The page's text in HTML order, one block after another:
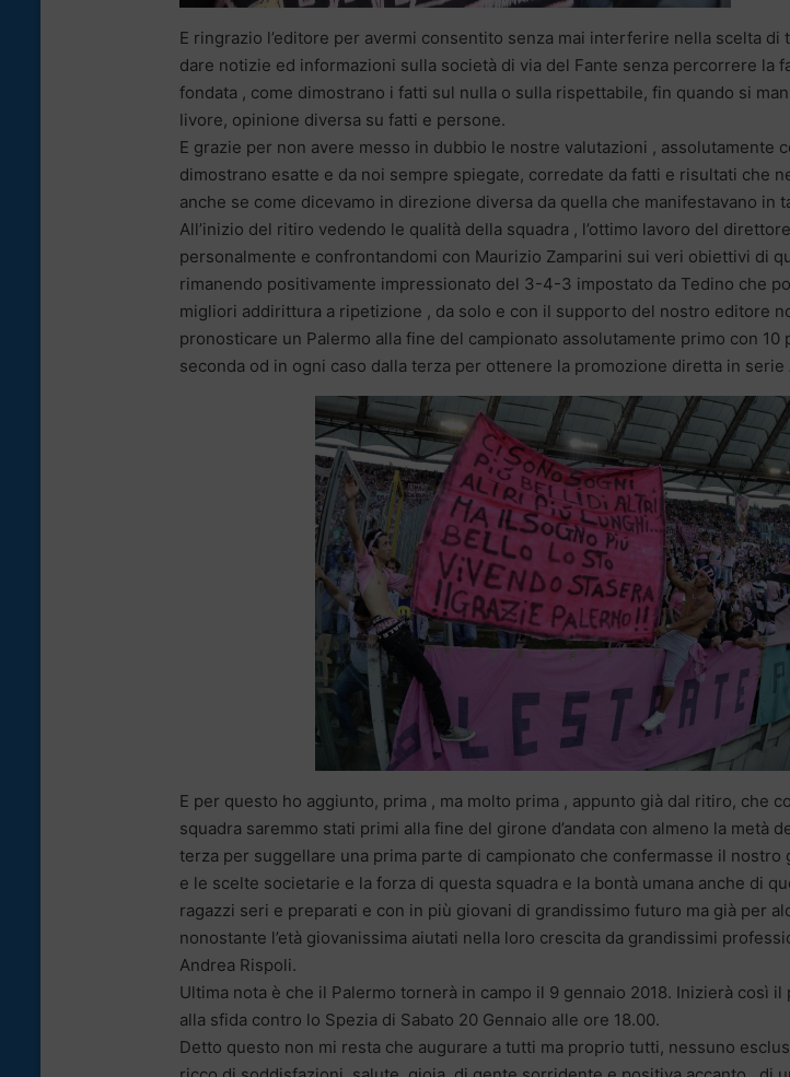
E ringrazio l’editore per avermi consentito senza mai interferire nella scelta
dare notizie ed informazioni sulla società di via del Fante senza percorrere la
fondata , come dimostrano i fatti sul nulla o sulla rispettabile, fin quando si
livore, opinione diversa su fatti e persone.
E grazie per non avere messo in dubbio le nostre valutazioni , assolutamente
dimostrano esatte e da noi sempre spiegate, corredate da fatti e risultati che
anche se come dicevamo in direzione diversa da quella che manifestavano in
All’inizio del ritiro vedendo le qualità della squadra , l’ottimo lavoro del
personalmente e confrontandomi con Maurizio Zamparini sui veri obiettivi di
rimanendo positivamente impressionato del 3-4-3 impostato da Tedino che
migliori addirittura a ripetizione , da solo e con il supporto del nostro editore
pronosticare un Palermo alla fine del campionato assolutamente primo con 10
seconda od in ogni caso dalla terza per ottenere la promozione diretta in serie
E per questo ho aggiunto, prima , ma molto prima , appunto già dal ritiro, che
squadra saremmo stati primi alla fine del girone d’andata con almeno la metà
terza per suggellare una prima parte di campionato che confermasse il nostro
e le scelte societarie e la forza di questa squadra e la bontà umana anche di
ragazzi seri e preparati e con in più giovani di grandissimo futuro ma già per
nonostante l’età giovanissima aiutati nella loro crescita da grandissimi
Andrea Rispoli.
Ultima nota è che il Palermo tornerà in campo il 9 gennaio 2018. Inizierà così il
alla sfida contro lo Spezia di Sabato 20 Gennaio alle ore 18.00.
Detto questo non mi resta che augurare a tutti ma proprio tutti, nessuno